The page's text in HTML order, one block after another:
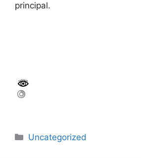
principal.
Uncategorized